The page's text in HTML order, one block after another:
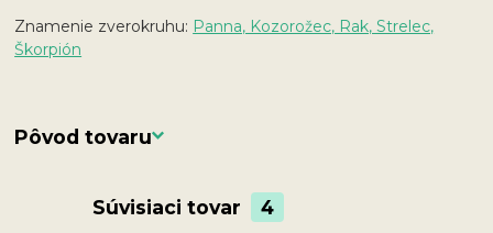
Znamenie zverokruhu: Panna, Kozorožec, Rak, Strelec,
Škorpión
Pôvod tovaru
Súvisiaci tovar 4